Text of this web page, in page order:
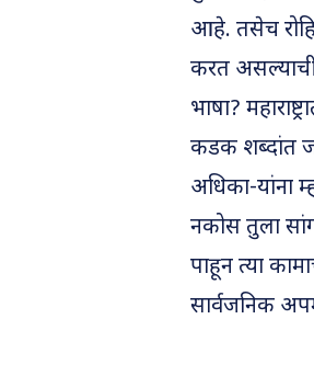
आहे. तसेच
करत असल्याची
भाषा?
कडक शब्दांत
अधिका-यांना
नकोस तुला
पाहून त्या
सार्वजनिक